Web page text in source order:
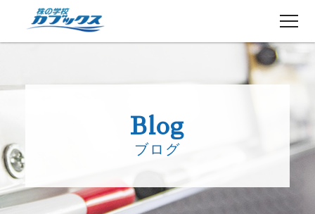
５分でわかるカブックス
授業日程
Blog
ブログ